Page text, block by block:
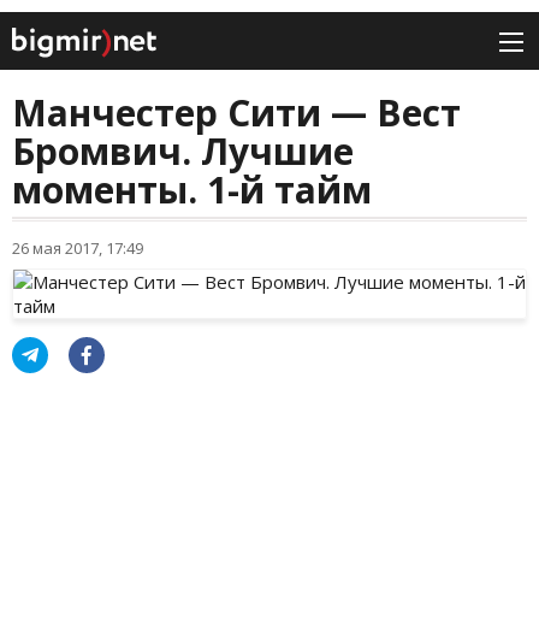
Манчестер Сити — Вест
Бромвич. Лучшие
моменты. 1-й тайм
26 мая 2017, 17:49